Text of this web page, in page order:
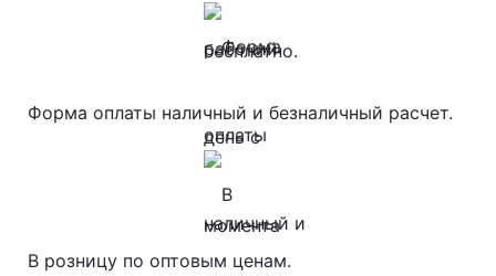
Форма оплаты наличный и безналичный расчет.
В розницу по оптовым ценам.